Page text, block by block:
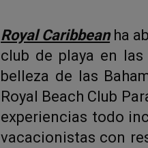
Royal Caribbeanha
club de playa en las
belleza de las
Royal Beach Club
experiencias todo
vacacionistas con